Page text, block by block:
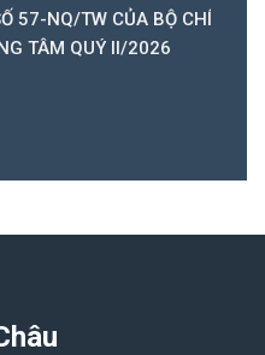
TW CỦA BỘ CHÍNH
QUÝ II/2026